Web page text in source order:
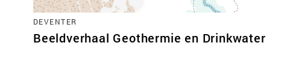
DEVENTER
Beeldverhaal Geothermie en Drinkwater